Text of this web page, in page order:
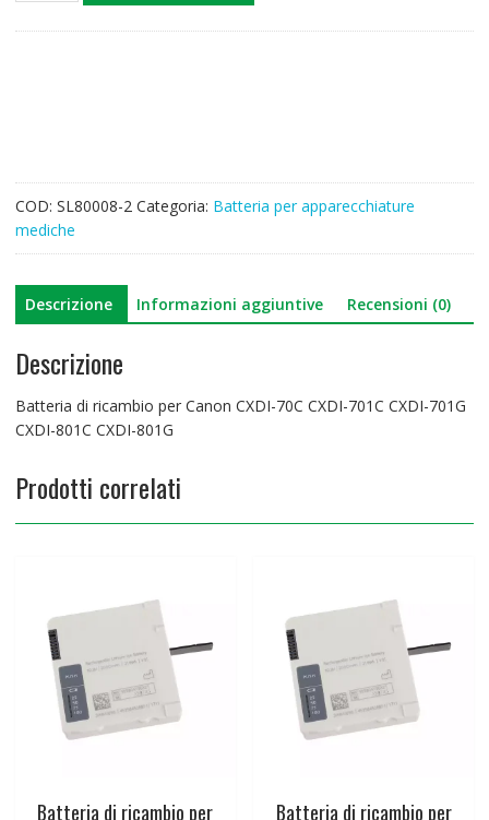
CXDI-
701G
CXDI-
801C
CXDI-
801G
quantità
COD: SL80008-2 Categoria: Batteria per apparecchiature
mediche
Descrizione Informazioni aggiuntive Recensioni (0)
Descrizione
Batteria di ricambio per Canon CXDI-70C CXDI-701C CXDI-701G
CXDI-801C CXDI-801G
Prodotti correlati
Batteria di ricambio per Batteria di ricambio per